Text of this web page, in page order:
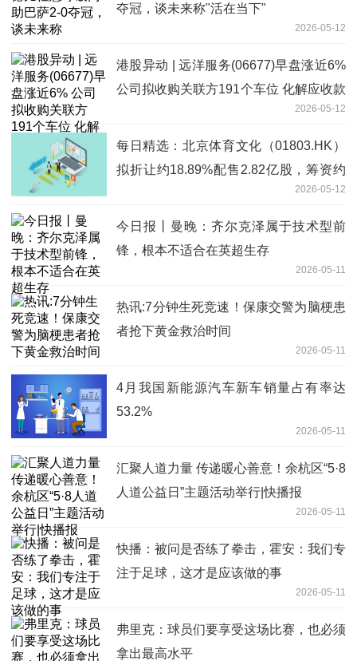
夺冠，谈未来称"活在当下"
2026-05-12
港股异动 | 远洋服务(06677)早盘涨近6%
公司拟收购关联方191个车位 化解应收款
2026-05-12
每日精选：北京体育文化（01803.HK）
拟折让约18.89%配售2.82亿股，筹资约
2026-05-12
今日报丨曼晚：齐尔克泽属于技术型前
锋，根本不适合在英超生存
2026-05-11
热讯:7分钟生死竞速！保康交警为脑梗患
者抢下黄金救治时间
2026-05-11
4月我国新能源汽车新车销量占有率达
53.2%
2026-05-11
汇聚人道力量 传递暖心善意！余杭区“5·8
人道公益日”主题活动举行|快播报
2026-05-11
快播：被问是否练了拳击，霍安：我们专
注于足球，这才是应该做的事
2026-05-11
弗里克：球员们要享受这场比赛，也必须
拿出最高水平